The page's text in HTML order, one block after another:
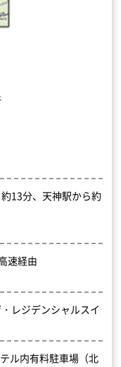
13分、天神駅から約
速経由
レジデンシャルスイ
ル内有料駐車場（北